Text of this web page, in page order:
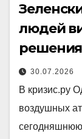
людей
30.07.2026
В кризис.ру
воздушных
сегодняшнюю